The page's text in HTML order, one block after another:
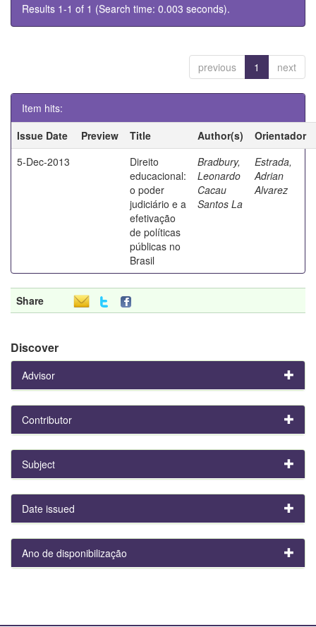
Results 1-1 of 1 (Search time: 0.003 seconds).
previous 1 next
Item hits:
Issue Date
Preview Title Author(s)
Orientador
5-Dec-2013
Direito
educacional:
o poder
judiciário e a
efetivação
de políticas
públicas no
Brasil
Bradbury,
Leonardo
Cacau
Santos La
Estrada,
Adrian
Alvarez
Share
Discover
Advisor
Contributor
Subject
Date issued
Ano de disponibilização